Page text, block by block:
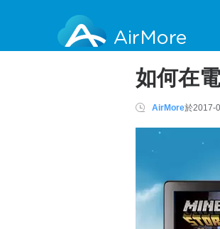
AirMore
如何在
AirMore於2017-